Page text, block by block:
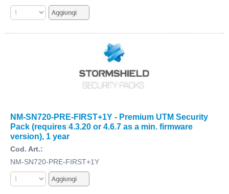
NM-SN720-PRE-FIRST+1Y - Premium UTM Security
Pack (requires 4.3.20 or 4.6.7 as a min. firmware
version), 1 year
Cod. Art.:
NM-SN720-PRE-FIRST+1Y